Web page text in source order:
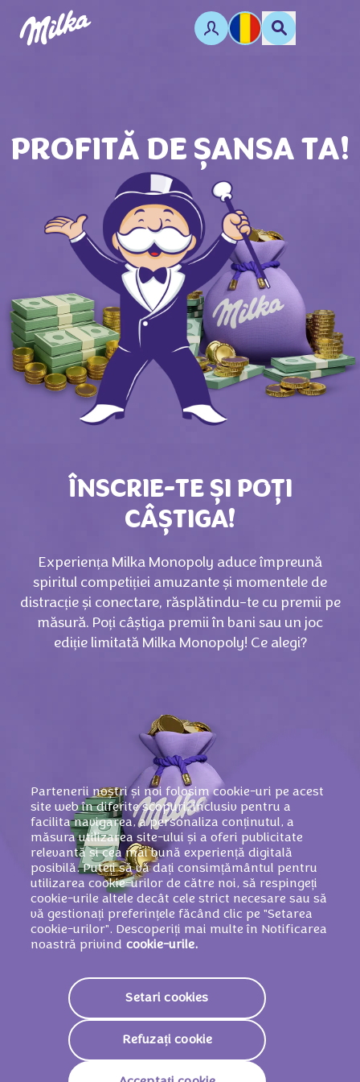
PROFITĂ DE ȘANSA TA!
ÎNSCRIE-TE ȘI POȚI
CÂȘTIGA!
Experiența Milka Monopoly aduce împreună
spiritul competiției amuzante și momentele de
distracție și conectare, răsplătindu-te cu premii pe
măsură. Poți câștiga premii în bani sau un joc
ediție limitată Milka Monopoly! Ce alegi?
Marele premiu = 100.000
Poți câștiga marele premiu cu care îi
poți surprinde cu o mulțime de gesturi
tandre pe cei dragi. Colecționează un
Partenerii noștri și noi folosim cookie-uri pe acest
site web în diferite scopuri, inclusiv pentru a
facilita navigarea, a personaliza conținutul, a
măsura utilizarea site-ului și a oferi publicitate
relevantă și cea mai bună experiență digitală
posibilă. Puteți să vă dați consimțământul pentru
utilizarea cookie-urilor de către noi, să respingeți
cookie-urile altele decât cele strict necesare sau să
vă gestionați preferințele făcând clic pe "Setarea
cookie-urilor". Descoperiți mai multe în Notificarea
noastră privind cookie-urile.
Setari cookies
Refuzați cookie